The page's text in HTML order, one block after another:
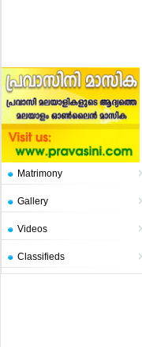
Matrimony
Gallery
Videos
Classifieds